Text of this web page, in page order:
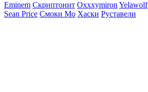
Eminem Скриптонит Oxxxymiron Yelawolf
Sean Price Смоки Мо Хаски Руставели